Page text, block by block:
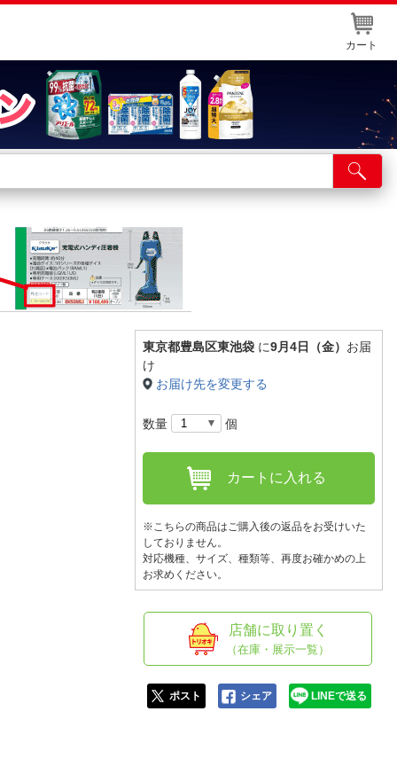
カート
舗サービス
ト取り置き
イントカードWEB登録
舗情報・店舗一覧
取り寄せ品入荷状況照会
東京都豊島区東池袋 に9月4日（金） お届
け
お届け先を変更する
数量 個
カートに入れる
※こちらの商品はご購入後の返品をお受けいた
しておりません。
対応機種、サイズ、種類等、再度お確かめの上
お求めください。
店舗に取り置く
（在庫・展示一覧）
ポスト シェア LINEで送る